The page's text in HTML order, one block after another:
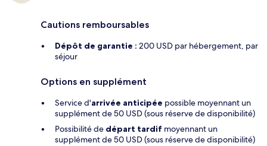
Cautions remboursables
Dépôt de garantie : 200 USD par hébergement, par
séjour
Options en supplément
Service d'arrivée anticipée possible moyennant un
supplément de 50 USD (sous réserve de disponibilité)
Possibilité de départ tardif moyennant un
supplément de 50 USD (sous réserve de disponibilité)